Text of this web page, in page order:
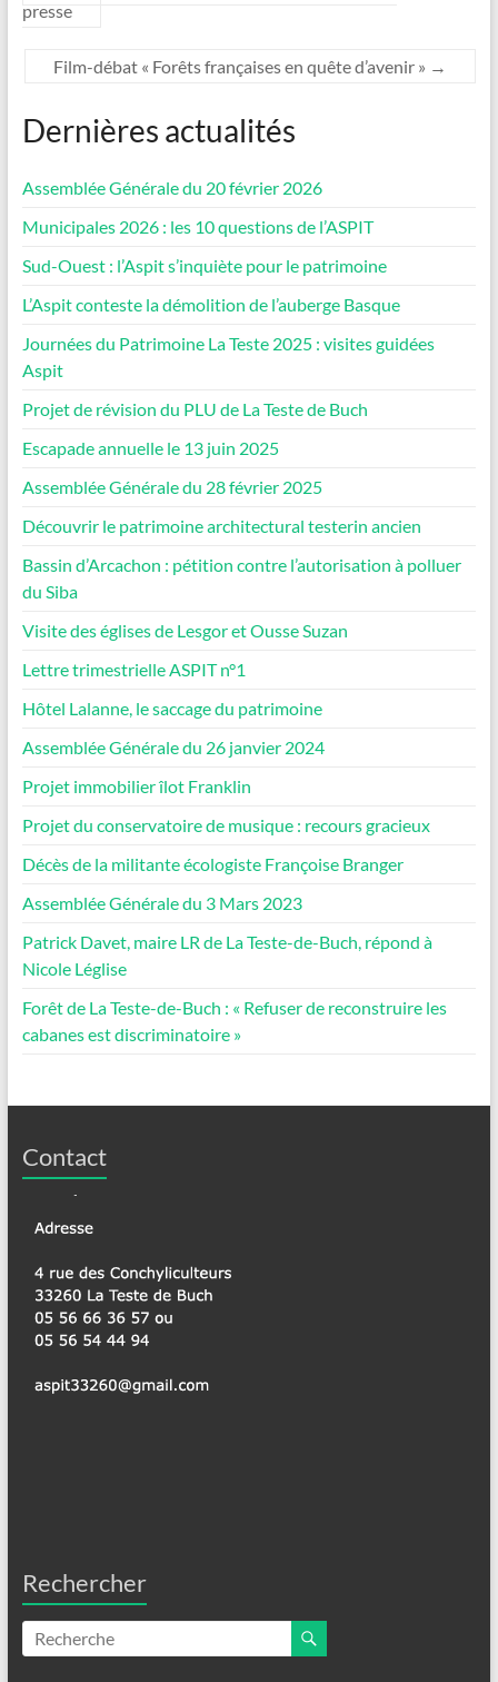
presse
Film-débat « Forêts françaises en quête d’avenir » →
Dernières actualités
Assemblée Générale du 20 février 2026
Municipales 2026 : les 10 questions de l’ASPIT
Sud-Ouest : l’Aspit s’inquiète pour le patrimoine
L’Aspit conteste la démolition de l’auberge Basque
Journées du Patrimoine La Teste 2025 : visites guidées
Aspit
Projet de révision du PLU de La Teste de Buch
Escapade annuelle le 13 juin 2025
Assemblée Générale du 28 février 2025
Découvrir le patrimoine architectural testerin ancien
Bassin d’Arcachon : pétition contre l’autorisation à polluer
du Siba
Visite des églises de Lesgor et Ousse Suzan
Lettre trimestrielle ASPIT n°1
Hôtel Lalanne, le saccage du patrimoine
Assemblée Générale du 26 janvier 2024
Projet immobilier îlot Franklin
Projet du conservatoire de musique : recours gracieux
Décès de la militante écologiste Françoise Branger
Assemblée Générale du 3 Mars 2023
Patrick Davet, maire LR de La Teste-de-Buch, répond à
Nicole Léglise
Forêt de La Teste-de-Buch : « Refuser de reconstruire les
cabanes est discriminatoire »
Contact
Rechercher